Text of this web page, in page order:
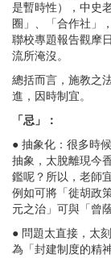
是暫時性），中史
圈」、「合作社」
聯校專題報告觀摩
流所淹沒。
總括而言，施教之
進，因時制宜。
「忌」：
● 抽象化：很多時
抽象，太脫離現今
鑑呢？所以，老師
例如可將「徙胡政
元之治」可與「曾
● 問題太直接，太
為「封建制度的精